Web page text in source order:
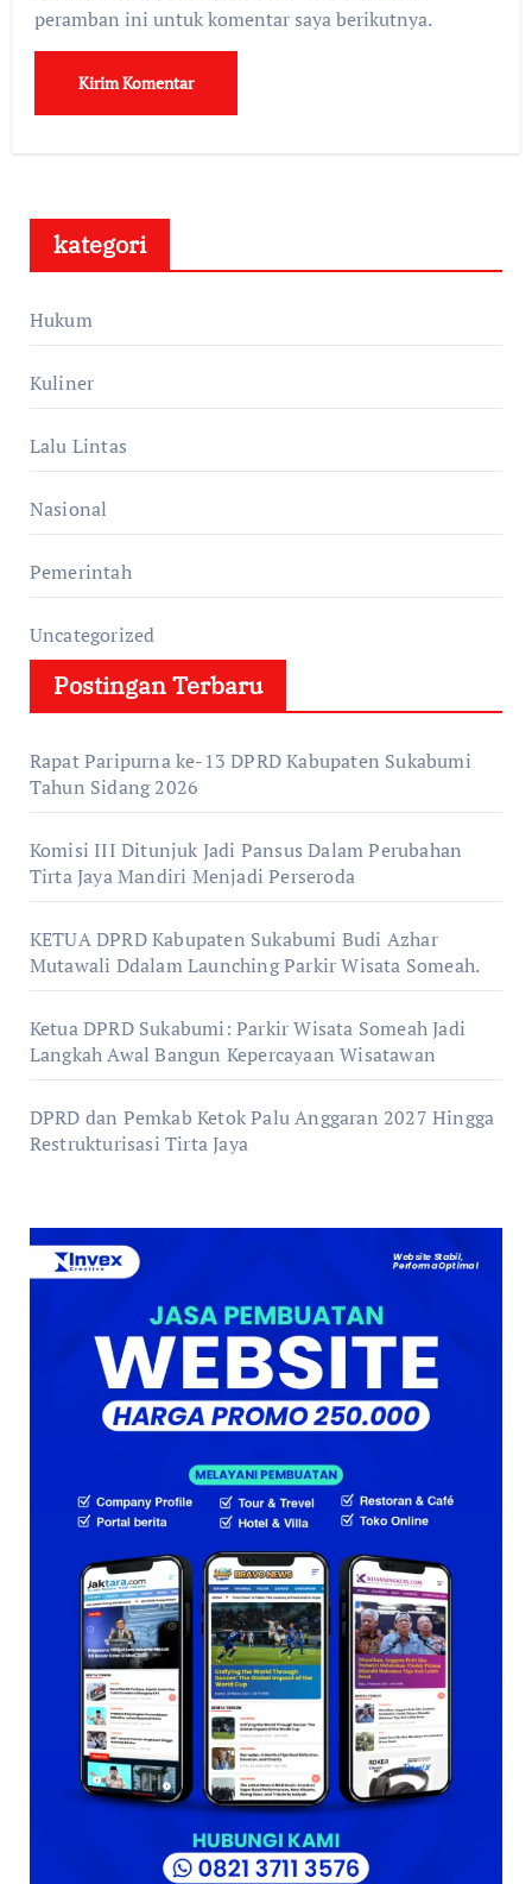
peramban ini untuk komentar saya berikutnya.
kategori
Hukum
Kuliner
Lalu Lintas
Nasional
Pemerintah
Uncategorized
Postingan Terbaru
Rapat Paripurna ke-13 DPRD Kabupaten Sukabumi
Tahun Sidang 2026
Komisi III Ditunjuk Jadi Pansus Dalam Perubahan
Tirta Jaya Mandiri Menjadi Perseroda
KETUA DPRD Kabupaten Sukabumi Budi Azhar
Mutawali Ddalam Launching Parkir Wisata Someah.
Ketua DPRD Sukabumi: Parkir Wisata Someah Jadi
Langkah Awal Bangun Kepercayaan Wisatawan
DPRD dan Pemkab Ketok Palu Anggaran 2027 Hingga
Restrukturisasi Tirta Jaya